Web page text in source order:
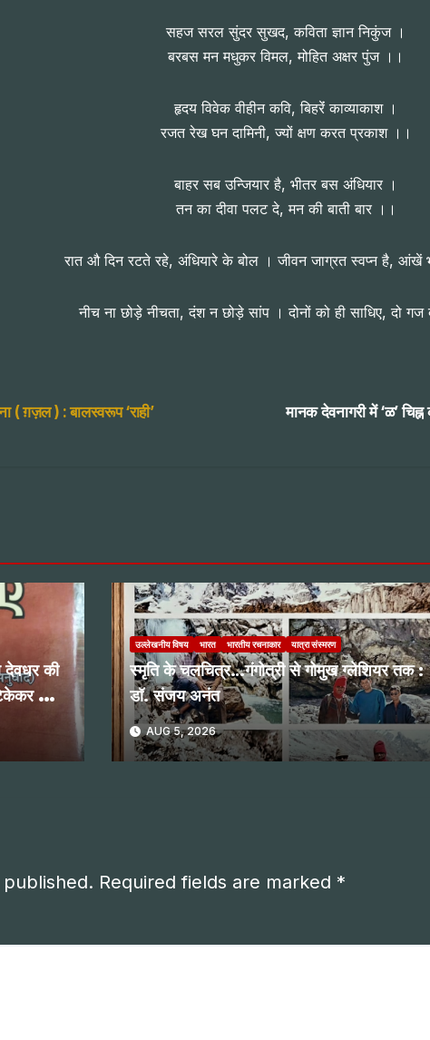
सहज सरल सुंदर सुखद, कविता ज्ञान निकुंज ।
बरबस मन मधुकर विमल, मोहित अक्षर पुंज ।।
हृदय विवेक वीहीन कवि, बिहरेंं काव्याकाश ।
रजत रेख घन दामिनी, ज्यों क्षण करत प्रकाश ।।
बाहर सब उन्जियार है, भीतर बस अंधियार ।
तन का दीवा पलट दे, मन की बाती बार ।।
रात औ दिन रटते रहे, अंधियारे के बोल । जीवन जाग्रत स्वप्न है, आंखें
नीच ना छोड़े नीचता, दंश न छोड़े सांप । दोनों को ही साधिए, दो गज
मानक देवनागरी में ‘ळ’
( ग़ज़ल ) : बालस्वरूप ‘राही’
देवधर की
की
उल्लेखनीय विषय भारत भारतीय रचनाकार यात्रा संस्मरण
स्मृति के चलचित्र…गंगोत्री से गोमुख ग्लेशियर तक :
डॉ. संजय अनंत
AUG 5, 2026
Required fields are marked *